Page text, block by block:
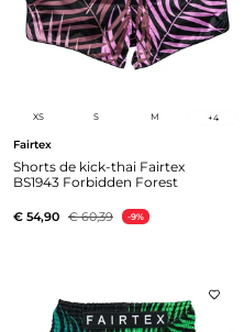
XS S M +4
Fairtex
Shorts de kick-thai Fairtex
BS1943 Forbidden Forest
€ 54,90 € 60,39 -9%